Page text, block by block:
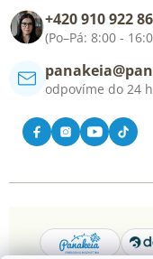
Kontakt
+420 910 922
(Po–Pá: 8:00 -
odpovíme do 24 h